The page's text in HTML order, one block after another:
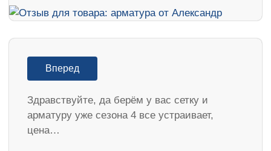
Вперед
Здравствуйте, да берём у вас сетку и
арматуру уже сезона 4 все устраивает,
цена…